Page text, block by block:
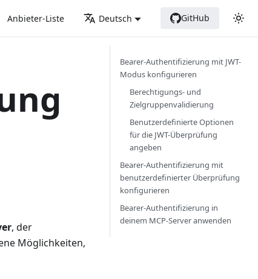
Anbieter-Liste Deutsch GitHub
, der
Möglichkeiten,
Bearer-Authentifizierung mit JWT-
Modus konfigurieren
Berechtigungs- und
Zielgruppenvalidierung
Benutzerdefinierte Optionen
für die JWT-Überprüfung
angeben
Bearer-Authentifizierung mit
benutzerdefinierter Überprüfung
konfigurieren
Bearer-Authentifizierung in
deinem MCP-Server anwenden